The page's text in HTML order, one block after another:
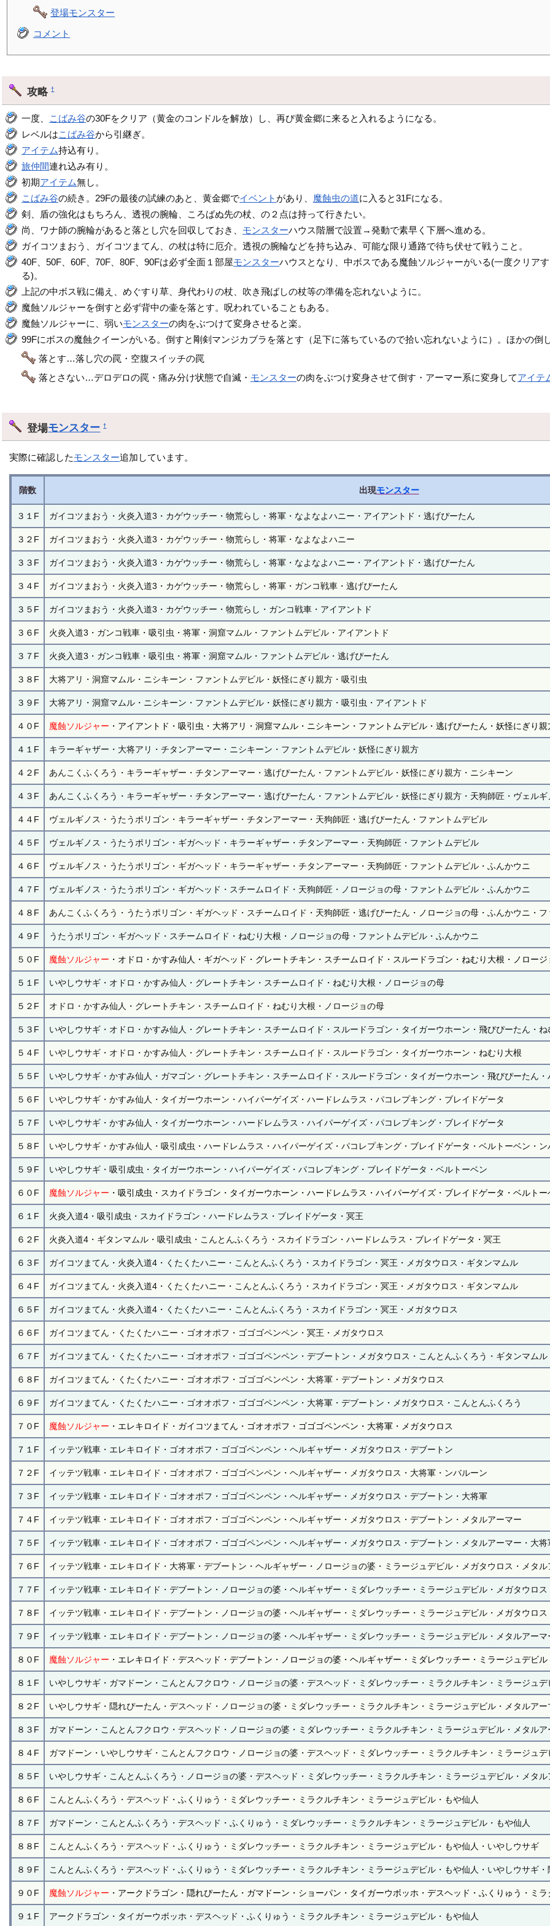
登場モンスター
コメント
攻略†
一度、 こばみ谷の30Fをクリア（黄金のコンドルを解放）し、再び黄金郷に来ると入れるようになる。
レベルはこばみ谷から引継ぎ。
アイテム持込有り。
旅仲間連れ込み有り。
初期アイテム無し。
こばみ谷の続き。29Fの最後の試練のあと、黄金郷でイベント があり、 魔蝕虫の道に入ると31Fになる。
剣、盾の強化はもちろん、透視の腕輪、ころばぬ先の杖、の２点は持って行きたい。
尚、ワナ師の腕輪があると落とし穴を回収しておき、 モンスターハウス階層で設置→発動で素早く下層へ進める。
ガイコツまおう、ガイコツまてん、の杖は特に厄介。透視の腕輪などを持ち込み、可能な限り通路で待ち伏せて戦うこと。
40F、50F、60F、70F、80F、90Fは必ず全面１部屋モンスターハウスとなり、中ボスである魔蝕ソルジャーがいる(一度クリア
る)。
上記の中ボス戦に備え、めぐすり草、身代わりの杖、吹き飛ばしの杖等の準備を忘れないように。
魔蝕ソルジャーを倒すと必ず背中の壷を落とす。呪われていることもある。
魔蝕ソルジャーに、弱いモンスターの肉をぶつけて変身させると楽。
99Fにボスの魔蝕クイーンがいる。倒すと剛剣マンジカブラを落とす（足下に落ちているので拾い忘れないように）。ほかの倒
落とす…落し穴の罠・空腹スイッチの罠
落とさない…デロデロの罠・痛み分け状態で自滅・ モンスターの肉をぶつけ変身させて倒す・アーマー系に変身してアイテ
登場モンスター †
実際に確認したモンスター追加しています。
階数 出現モンスター
３１F ガイコツまおう・火炎入道3・カゲウッチー・物荒らし・将軍・なよなよハニー・アイアントド・逃げぴーたん
３２F ガイコツまおう・火炎入道3・カゲウッチー・物荒らし・将軍・なよなよハニー
３３F ガイコツまおう・火炎入道3・カゲウッチー・物荒らし・将軍・なよなよハニー・アイアントド・逃げぴーたん
３４F ガイコツまおう・火炎入道3・カゲウッチー・物荒らし・将軍・ガンコ戦車・逃げぴーたん
３５F ガイコツまおう・火炎入道3・カゲウッチー・物荒らし・ガンコ戦車・アイアントド
３６F 火炎入道3・ガンコ戦車・吸引虫・将軍・洞窟マムル・ファントムデビル・アイアントド
３７F 火炎入道3・ガンコ戦車・吸引虫・将軍・洞窟マムル・ファントムデビル・逃げぴーたん
３８F 大将アリ・洞窟マムル・ニシキーン・ファントムデビル・妖怪にぎり親方・吸引虫
３９F 大将アリ・洞窟マムル・ニシキーン・ファントムデビル・妖怪にぎり親方・吸引虫・アイアントド
４０F 魔蝕ソルジャー ・アイアントド・吸引虫・大将アリ・洞窟マムル・ニシキーン・ファントムデビル・逃げぴーたん・妖怪にぎり親
４１F キラーギャザー・大将アリ・チタンアーマー・ニシキーン・ファントムデビル・妖怪にぎり親方
４２F あんこくふくろう・キラーギャザー・チタンアーマー・逃げぴーたん・ファントムデビル・妖怪にぎり親方・ニシキーン
４３F あんこくふくろう・キラーギャザー・チタンアーマー・逃げぴーたん・ファントムデビル・妖怪にぎり親方・天狗師匠・ヴェルギ
４４F ヴェルギノス・うたうポリゴン・キラーギャザー・チタンアーマー・天狗師匠・逃げぴーたん・ファントムデビル
４５F ヴェルギノス・うたうポリゴン・ギガヘッド・キラーギャザー・チタンアーマー・天狗師匠・ファントムデビル
４６F ヴェルギノス・うたうポリゴン・ギガヘッド・キラーギャザー・チタンアーマー・天狗師匠・ファントムデビル・ふんかウニ
４７F ヴェルギノス・うたうポリゴン・ギガヘッド・スチームロイド・天狗師匠・ノロージョの母・ファントムデビル・ふんかウニ
４８F あんこくふくろう・うたうポリゴン・ギガヘッド・スチームロイド・天狗師匠・逃げぴーたん・ノロージョの母・ふんかウニ・
４９F うたうポリゴン・ギガヘッド・スチームロイド・ねむり大根・ノロージョの母・ファントムデビル・ふんかウニ
５０F 魔蝕ソルジャー ・オドロ・かすみ仙人・ギガヘッド・グレートチキン・スチームロイド・スルードラゴン・ねむり大根・ノロージ
５１F いやしウサギ・オドロ・かすみ仙人・グレートチキン・スチームロイド・ねむり大根・ノロージョの母
５２F オドロ・かすみ仙人・グレートチキン・スチームロイド・ねむり大根・ノロージョの母
５３F いやしウサギ・オドロ・かすみ仙人・グレートチキン・スチームロイド・スルードラゴン・タイガーウホーン・飛びぴーたん・
５４F いやしウサギ・オドロ・かすみ仙人・グレートチキン・スチームロイド・スルードラゴン・タイガーウホーン・ねむり大根
５５F いやしウサギ・かすみ仙人・ガマゴン・グレートチキン・スチームロイド・スルードラゴン・タイガーウホーン・飛びぴーたん
５６F いやしウサギ・かすみ仙人・タイガーウホーン・ハイパーゲイズ・ハードレムラス・パコレプキング・ブレイドゲータ
５７F いやしウサギ・かすみ仙人・タイガーウホーン・ハードレムラス・ハイパーゲイズ・パコレプキング・ブレイドゲータ
５８F いやしウサギ・かすみ仙人・吸引成虫・ハードレムラス・ハイパーゲイズ・パコレプキング・ブレイドゲータ・ベルトーベン・ン
５９F いやしウサギ・吸引成虫・タイガーウホーン・ハイパーゲイズ・パコレプキング・ブレイドゲータ・ベルトーベン
６０F 魔蝕ソルジャー ・吸引成虫・スカイドラゴン・タイガーウホーン・ハードレムラス・ハイパーゲイズ・ブレイドゲータ・ベルトー
６１F 火炎入道4・吸引成虫・スカイドラゴン・ハードレムラス・ブレイドゲータ・冥王
６２F 火炎入道4・ギタンマムル・吸引成虫・こんとんふくろう・スカイドラゴン・ハードレムラス・ブレイドゲータ・冥王
６３F ガイコツまてん・火炎入道4・くたくたハニー・こんとんふくろう・スカイドラゴン・冥王・メガタウロス・ギタンマムル
６４F ガイコツまてん・火炎入道4・くたくたハニー・こんとんふくろう・スカイドラゴン・冥王・メガタウロス・ギタンマムル
６５F ガイコツまてん・火炎入道4・くたくたハニー・こんとんふくろう・スカイドラゴン・冥王・メガタウロス
６６F ガイコツまてん・くたくたハニー・ゴオオポフ・ゴゴゴペンペン・冥王・メガタウロス
６７F ガイコツまてん・くたくたハニー・ゴオオポフ・ゴゴゴペンペン・デブートン・メガタウロス・こんとんふくろう・ギタンマムル
６８F ガイコツまてん・くたくたハニー・ゴオオポフ・ゴゴゴペンペン・大将軍・デブートン・メガタウロス
６９F ガイコツまてん・くたくたハニー・ゴオオポフ・ゴゴゴペンペン・大将軍・デブートン・メガタウロス・こんとんふくろう
７０F 魔蝕ソルジャー ・エレキロイド・ガイコツまてん・ゴオオポフ・ゴゴゴペンペン・大将軍・メガタウロス
７１F イッテツ戦車・エレキロイド・ゴオオポフ・ゴゴゴペンペン・ヘルギャザー・メガタウロス・デブートン
７２F イッテツ戦車・エレキロイド・ゴオオポフ・ゴゴゴペンペン・ヘルギャザー・メガタウロス・大将軍・ンバルーン
７３F イッテツ戦車・エレキロイド・ゴオオポフ・ゴゴゴペンペン・ヘルギャザー・メガタウロス・デブートン・大将軍
７４F イッテツ戦車・エレキロイド・ゴオオポフ・ゴゴゴペンペン・ヘルギャザー・メガタウロス・デブートン・メタルアーマー
７５F イッテツ戦車・エレキロイド・ゴオオポフ・ゴゴゴペンペン・ヘルギャザー・メガタウロス・デブートン・メタルアーマー・大
７６F イッテツ戦車・エレキロイド・大将軍・デブートン・ヘルギャザー・ノロージョの婆・ミラージュデビル・メガタウロス・メタル
７７F イッテツ戦車・エレキロイド・デブートン・ノロージョの婆・ヘルギャザー・ミダレウッチー・ミラージュデビル・メガタウロ
７８F イッテツ戦車・エレキロイド・デブートン・ノロージョの婆・ヘルギャザー・ミダレウッチー・ミラージュデビル・メガタウロ
７９F イッテツ戦車・エレキロイド・デブートン・ノロージョの婆・ヘルギャザー・ミダレウッチー・ミラージュデビル・メタルアー
８０F 魔蝕ソルジャー ・エレキロイド・デスヘッド・デブートン・ノロージョの婆・ヘルギャザー・ミダレウッチー・ミラージュデビ
８１F いやしウサギ・ガマドーン・こんとんフクロウ・ノロージョの婆・デスヘッド・ミダレウッチー・ミラクルチキン・ミラージュ
８２F いやしウサギ・隠れぴーたん・デスヘッド・ノロージョの婆・ミダレウッチー・ミラクルチキン・ミラージュデビル・メタルア
８３F ガマドーン・こんとんフクロウ・デスヘッド・ノロージョの婆・ミダレウッチー・ミラクルチキン・ミラージュデビル・メタル
８４F ガマドーン・いやしウサギ・こんとんフクロウ・ノロージョの婆・デスヘッド・ミダレウッチー・ミラクルチキン・ミラージュ
８５F いやしウサギ・こんとんふくろう・ノロージョの婆・デスヘッド・ミダレウッチー・ミラクルチキン・ミラージュデビル・メタ
８６F こんとんふくろう・デスヘッド・ふくりゅう・ミダレウッチー・ミラクルチキン・ミラージュデビル・もや仙人
８７F ガマドーン・こんとんふくろう・デスヘッド・ふくりゅう・ミダレウッチー・ミラクルチキン・ミラージュデビル・もや仙人
８８F こんとんふくろう・デスヘッド・ふくりゅう・ミダレウッチー・ミラクルチキン・ミラージュデビル・もや仙人・いやしウサギ
８９F こんとんふくろう・デスへッド・ふくりゅう・ミダレウッチー・ミラクルチキン・ミラージュデビル・もや仙人・いやしウサギ
９０F 魔蝕ソルジャー ・アークドラゴン・隠れぴーたん・ガマドーン・ショーパン・タイガーウボッホ・デスヘッド・ふくりゅう・ミ
９１F アークドラゴン・タイガーウボッホ・デスヘッド・ふくりゅう・ミラクルチキン・ミラージュデビル・もや仙人